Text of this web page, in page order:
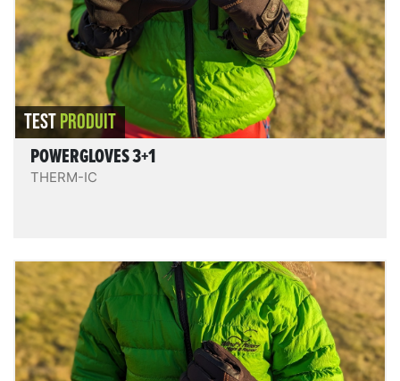
enfiler/enlever, et offrent une excellente protection
même chauffage éteint. La puissance de chauffe est
très ajustable entre les 3 niveaux, l’autonomie est
excellente (et possibilité d’avoir 1,5 x plus avec le kit
boost en option ).
LIRE LE TEST
TESTPRODUIT
POWERGLOVES 3+1
THERM-IC
Ultra Heat Boost gloves
Les Ultra heat boost gloves sont confortables (tissu
polaire intérieur doux et agréable), bien conçus et
accessoirisés, maniables, et offrent une excellente
protection même chauffage éteint. La puissance de